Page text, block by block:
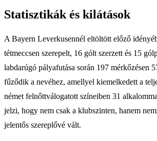
Statisztikák és kilátások
A Bayern Leverkusennél eltöltött előző
tétmeccsen szerepelt, 16 gólt szerzett és 15
labdarúgó pályafutása során 197 mérkőzésen
fűződik a nevéhez, amellyel kiemelkedett a
német felnőttválogatott színeiben 31
jelzi, hogy nem csak a klubszinten, hanem
jelentős szereplővé vált.